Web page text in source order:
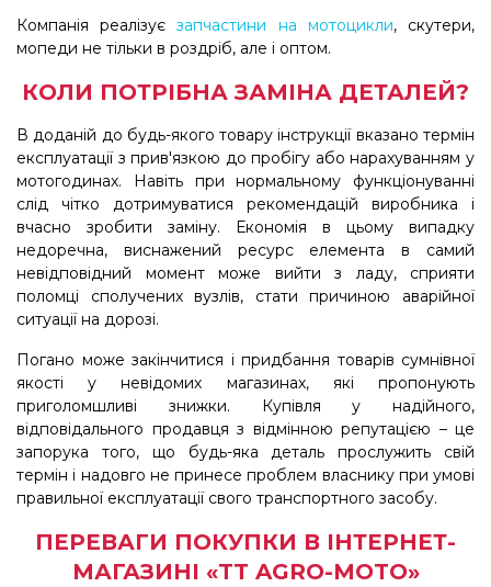
Компанія реалізуєзапчастини на мотоцикли, скутери,
мопеди не тільки в роздріб, але і оптом.
КОЛИ ПОТРІБНА ЗАМІНА ДЕТАЛЕЙ?
В доданій до будь-якого товару інструкції вказано термін
експлуатації з прив'язкою до пробігу або нарахуванням у
мотогодинах. Навіть при нормальному функціонуванні
слід чітко дотримуватися рекомендацій виробника і
вчасно зробити заміну. Економія в цьому випадку
недоречна, виснажений ресурс елемента в самий
невідповідний момент може вийти з ладу, сприяти
поломці сполучених вузлів, стати причиною аварійної
ситуації на дорозі.
Погано може закінчитися і придбання товарів сумнівної
якості у невідомих магазинах, які пропонують
приголомшливі знижки. Купівля у надійного,
відповідального продавця з відмінною репутацією – це
запорука того, що будь-яка деталь прослужить свій
термін і надовго не принесе проблем власнику при умові
правильної експлуатації свого транспортного засобу.
ПЕРЕВАГИ ПОКУПКИ В ІНТЕРНЕТ-
МАГАЗИНІ «TT AGRO-MOTO»